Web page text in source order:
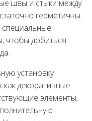
швы и стыки между
герметичны.
чтобы добиться
установку
как декоративные
элементы,